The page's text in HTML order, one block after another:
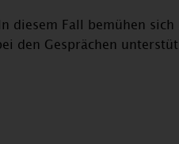
diesem Fall bemühen sich
den Gesprächen